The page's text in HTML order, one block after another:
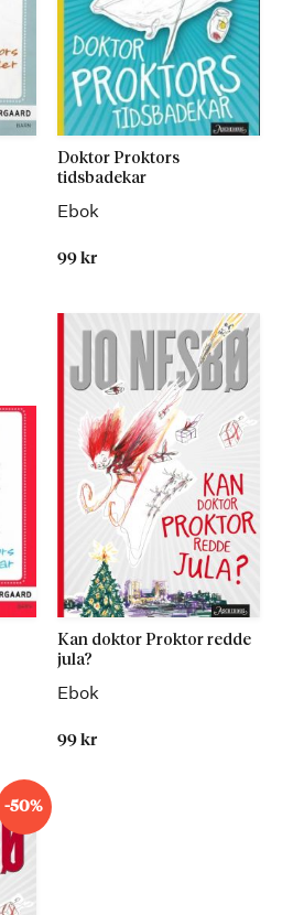
Doktor Proktors
tidsbadekar
Ebok
99 kr
Kan doktor Proktor redde
jula?
Ebok
99 kr
-50%